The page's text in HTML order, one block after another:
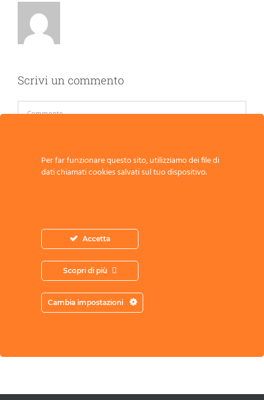
Scrivi un commento
Acconsento all’archiviazione dei miei
Per far funzionare questo sito, utilizziamo dei file di
dati chiamati cookies salvati sul tuo dispositivo.
Accetta
Scopri di più
Cambia impostazioni